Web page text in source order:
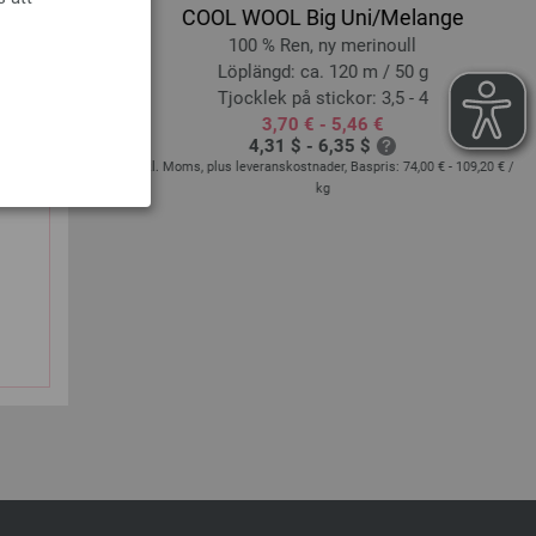
g
COOL WOOL Big Uni/Melange
100 % Ren, ny merinoull
Löplängd: ca. 120 m / 50 g
Tjocklek på stickor: 3,5 - 4
3,70 € - 5,46 €
4,31 $ - 6,35 $
Exkl. Moms, plus leveranskostnader, Baspris: 74,00 € - 109,20 €/
kg